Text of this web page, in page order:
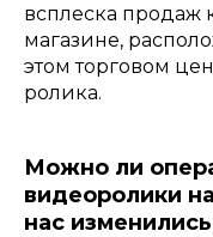
всплеска продаж
магазине,
этом торговом
ролика.
Можно ли
видеоролики
нас